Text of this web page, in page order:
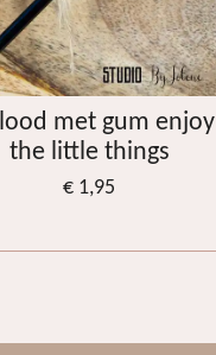
met gum enjoy
the little things
€ 1,95